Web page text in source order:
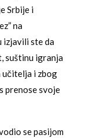
Srbije i
na
izjavili ste da
suštinu igranja
učitelja i zbog
prenose svoje
se pasijom